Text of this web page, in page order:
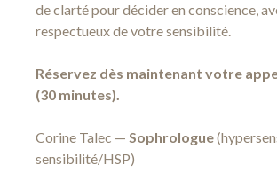
de clarté pour décider en conscience,
respectueux de votre sensibilité.
Réservez dès maintenant votre
(30 minutes).
Corine Talec — Sophrologue
sensibilité/HSP)